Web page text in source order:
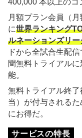
400,000 本以上のコ
月額プラン会員（
に世界ランキング
ルネーションズリ
ドから全試合生配
間無料トライアル
能。
無料トライアル終
当）が付与されるた
にお得だ。